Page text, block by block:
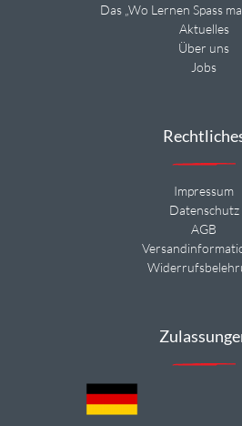
Das „Wo Lernen Spass
Aktuelles
Über uns
Jobs
Impressum
Datenschutz
AGB